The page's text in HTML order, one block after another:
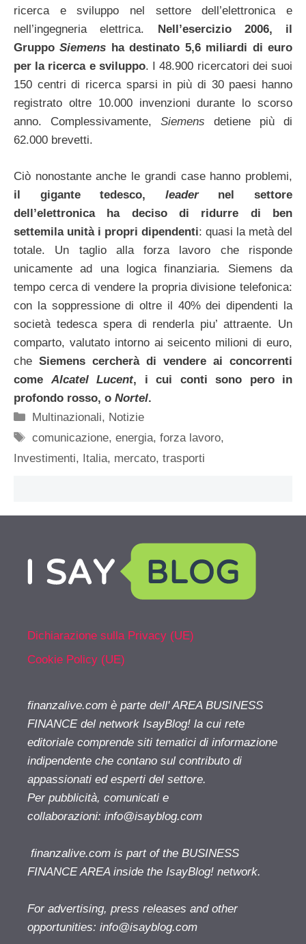
ricerca e sviluppo nel settore dell’elettronica e
nell’ingegneria elettrica. Nell’esercizio 2006, il
GruppoSiemens ha destinato 5,6 miliardi di euro
per la ricerca e sviluppo. I 48.900 ricercatori dei suoi
150 centri di ricerca sparsi in più di 30 paesi hanno
registrato oltre 10.000 invenzioni durante lo scorso
anno. Complessivamente, Siemens detiene più di
62.000 brevetti.
Ciò nonostante anche le grandi case hanno problemi,
il gigante tedesco, leadernel settore
dell’elettronica ha deciso di ridurre di ben
settemila unità i propri dipendenti: quasi la metà del
totale. Un taglio alla forza lavoro che risponde
unicamente ad una logica finanziaria. Siemens da
tempo cerca di vendere la propria divisione telefonica:
con la soppressione di oltre il 40% dei dipendenti la
società tedesca spera di renderla piu’ attraente. Un
comparto, valutato intorno ai seicento milioni di euro,
che Siemens cercherà di vendere ai concorrenti
come Alcatel Lucent, i cui conti sono pero in
profondo rosso, o Nortel.
Categorie
Multinazionali, Notizie
Tag
comunicazione,energia,forza lavoro,
Investimenti, Italia, mercato, trasporti
Dichiarazione sulla Privacy (UE)
Cookie Policy (UE)
finanzalive.com è parte dell' AREA BUSINESS
FINANCE del network IsayBlog! la cui rete
editoriale comprende siti tematici di informazione
indipendente che contano sul contributo di
appassionati ed esperti del settore.
Per pubblicità, comunicati e
collaborazioni: info@isayblog.com
finanzalive.com is part of the BUSINESS
FINANCE AREA inside the IsayBlog! network.
For advertising, press releases and other
opportunities: info@isayblog.com